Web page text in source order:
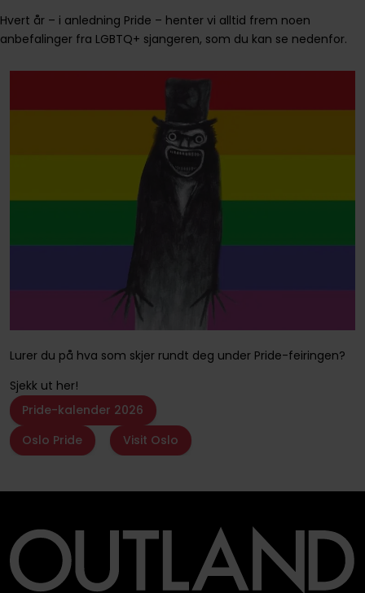
Hvert år – i anledning Pride – henter vi alltid frem noen
anbefalinger fra LGBTQ+ sjangeren, som du kan se nedenfor.
Lurer du på hva som skjer rundt deg under Pride-feiringen?
Sjekk ut her!
Pride-kalender 2026
Oslo Pride
Visit Oslo